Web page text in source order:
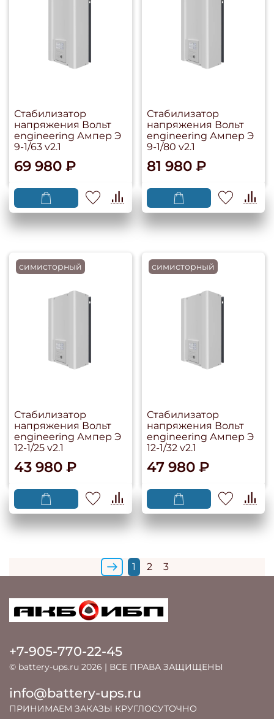
Стабилизатор
напряжения Вольт
engineering Ампер Э
9-1/63 v2.1
69 980 ₽
Стабилизатор
напряжения Вольт
engineering Ампер Э
9-1/80 v2.1
81 980 ₽
симисторный
Стабилизатор
напряжения Вольт
engineering Ампер Э
12-1/25 v2.1
43 980 ₽
симисторный
Стабилизатор
напряжения Вольт
engineering Ампер Э
12-1/32 v2.1
47 980 ₽
1 2 3
+7-905-770-22-45
© battery-ups.ru 2026 | ВСЕ ПРАВА ЗАЩИЩЕНЫ
info@battery-ups.ru
ПРИНИМАЕМ ЗАКАЗЫ КРУГЛОСУТОЧНО